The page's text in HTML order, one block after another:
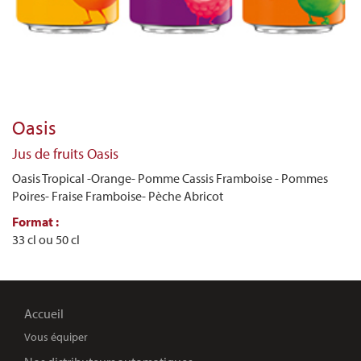
Oasis
Jus de fruits Oasis
Oasis Tropical -Orange- Pomme Cassis Framboise - Pommes
Poires- Fraise Framboise- Pèche Abricot
Format :
33 cl ou 50 cl
Accueil
Vous équiper